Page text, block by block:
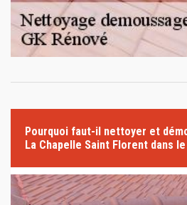
Pourquoi faut-il nettoyer et
La Chapelle Saint Florent dans